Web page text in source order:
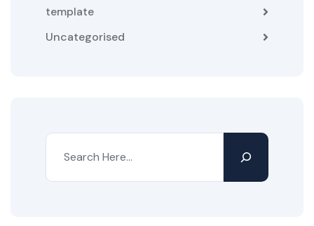
template
Uncategorised